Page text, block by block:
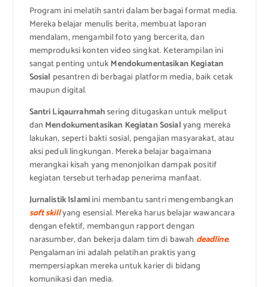
Program ini melatih santri dalam berbagai format media.
Mereka belajar menulis berita, membuat laporan
mendalam, mengambil foto yang bercerita, dan
memproduksi konten video singkat. Keterampilan ini
sangat penting untukMendokumentasikan Kegiatan
Sosial pesantren di berbagai platform media, baik cetak
maupun digital.
Santri Liqaurrahmahsering ditugaskan untuk meliput
dan Mendokumentasikan Kegiatan Sosialyang mereka
lakukan, seperti bakti sosial, pengajian masyarakat, atau
aksi peduli lingkungan. Mereka belajar bagaimana
merangkai kisah yang menonjolkan dampak positif
kegiatan tersebut terhadap penerima manfaat.
Jurnalistik Islamiini membantu santri mengembangkan
soft skillyang esensial. Mereka harus belajar wawancara
dengan efektif, membangun rapport dengan
narasumber, dan bekerja dalam tim di bawah deadline.
Pengalaman ini adalah pelatihan praktis yang
mempersiapkan mereka untuk karier di bidang
komunikasi dan media.